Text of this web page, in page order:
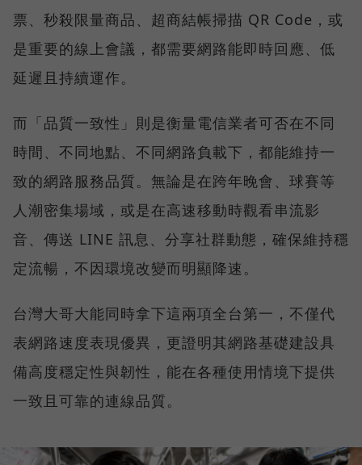
票、秒殺限量商品、超商結帳掃描 QR Code，或
是重要的線上會議，都需要網路能即時回應、低
延遲且持續運作。
而「品質一致性」則是衡量電信業者可否在不同
時間、不同地點、不同網路負載下，都能維持一
致的網路服務品質。無論是在跨年晚會、球賽等
人潮密集場域，或是在高速移動時觀看串流影
音、傳送 LINE 訊息、分享社群動態，確保維持穩
定流暢，不因環境改變而明顯降速。
台灣大哥大能同時拿下這兩項全台第一，不僅代
表網路速度表現優異，更證明其網路基礎建設具
備高度穩定性與韌性，能在各種使用情境下提供
一致且可靠的連線品質。